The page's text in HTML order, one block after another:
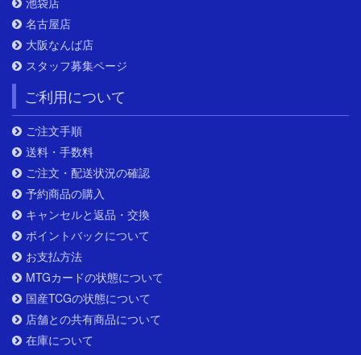
名古屋店
大阪なんば店
スタッフ募集ページ
ご利用について
ご注文手順
送料・手数料
ご注文・配送状況の確認
予約商品の購入
キャンセルと返品・交換
ポイントバックについて
お支払方法
MTGカードの状態について
国産TCGの状態について
店舗との共有商品について
在庫について